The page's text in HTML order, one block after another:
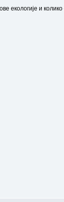
екологије и